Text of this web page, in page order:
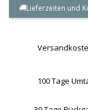
Lieferzeiten und
100 Tage